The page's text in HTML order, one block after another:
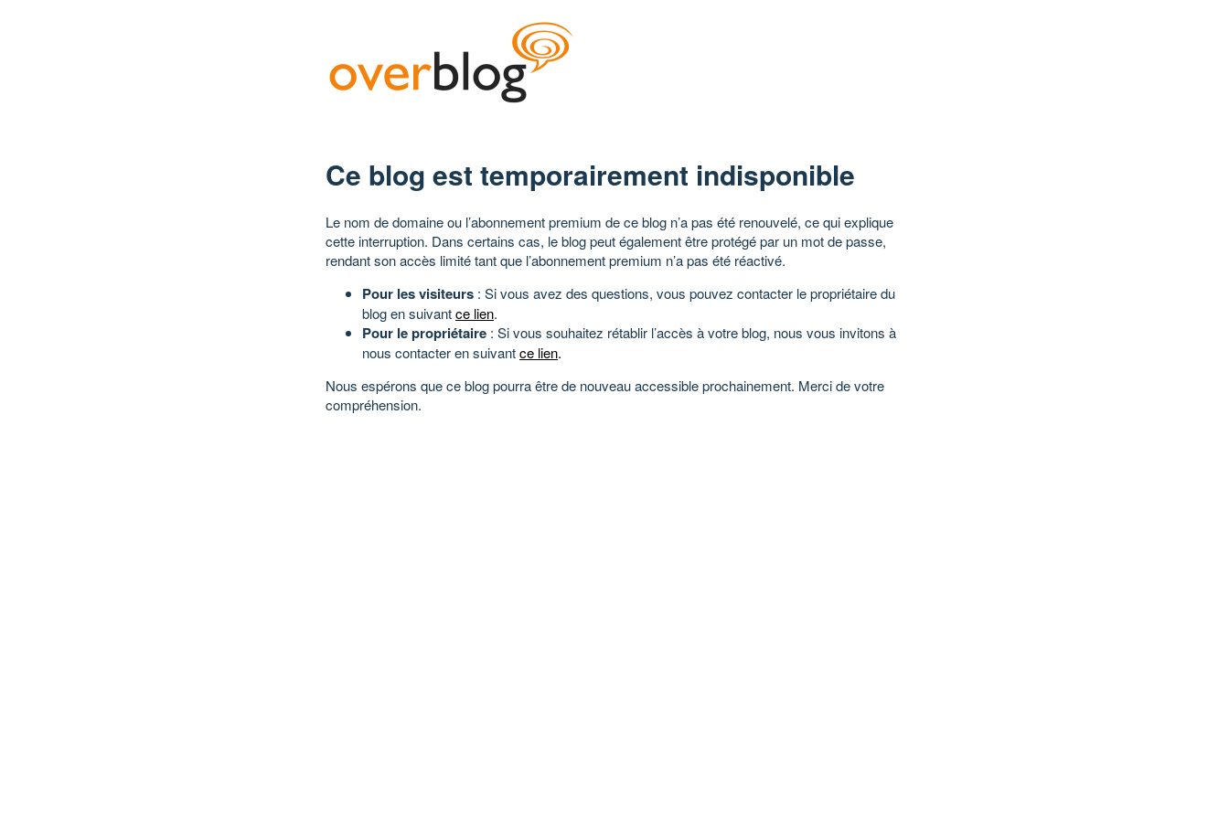
Ce blog est temporairement indisponible
Le nom de domaine ou l’abonnement premium de ce blog n’a pas été renouvelé, ce qui explique
cette interruption. Dans certains cas, le blog peut également être protégé par un mot de passe,
rendant son accès limité tant que l’abonnement premium n’a pas été réactivé.
Pour les visiteurs : Si vous avez des questions, vous pouvez contacter le propriétaire du
blog en suivantce lien.
Pour le propriétaire : Si vous souhaitez rétablir l’accès à votre blog, nous vous invitons à
nous contacter en suivantce lien.
Nous espérons que ce blog pourra être de nouveau accessible prochainement. Merci de votre
compréhension.